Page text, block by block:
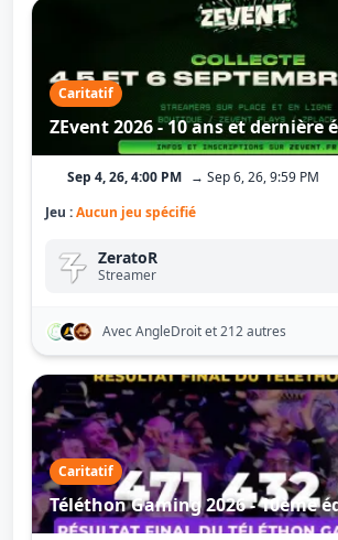
Caritatif
ZEvent 2026 - 10 ans et dernière
Sep 4, 26, 4:00 PM → Sep 6, 26, 9:59 PM
Jeu :Aucun jeu spécifié
ZeratoR
Streamer
Avec AngleDroitet 212 autres
Caritatif
Téléthon Gaming 2026 - 10ème